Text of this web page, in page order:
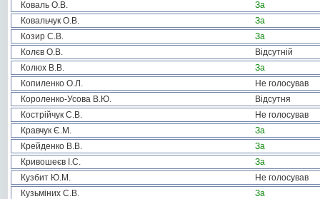
Коваль О.В.
За
Ковальчук О.В.
За
Козир С.В.
За
Колєв О.В.
Відсутній
Колюх В.В.
За
Копиленко О.Л.
Не голосував
Короленко-Усова В.Ю.
Відсутня
Кострійчук С.В.
Не голосував
Кравчук Є.М.
За
Крейденко В.В.
За
Кривошеєв І.С.
За
Кузбит Ю.М.
Не голосував
Кузьміних С.В.
За